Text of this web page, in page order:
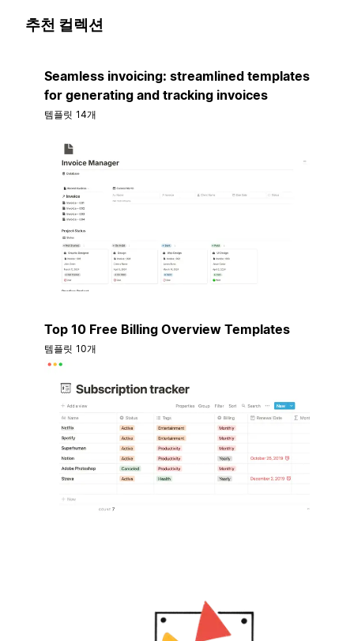
추천 컬렉션
Seamless invoicing: streamlined templates
for generating and tracking invoices
템플릿 14개
Top 10 Free Billing Overview Templates
템플릿 10개